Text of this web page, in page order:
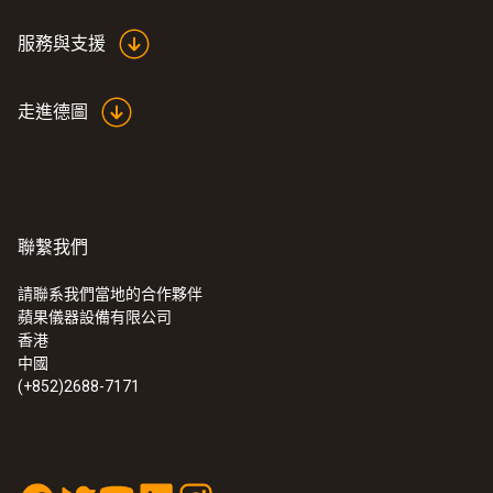
服務與支援
走進德圖
聯繫我們
請聯系我們當地的合作夥伴
蘋果儀器設備有限公司
香港
中國
(+852)2688-7171